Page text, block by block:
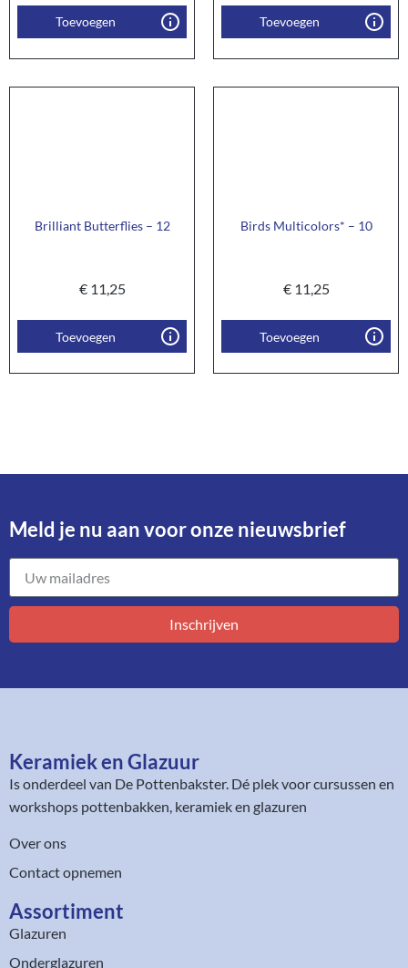
Toevoegen Toevoegen
Brilliant Butterflies – 12
€11,25
Toevoegen
Birds Multicolors* – 10
€11,25
Toevoegen
Meld je nu aan voor onze nieuwsbrief​
Inschrijven
Keramiek en Glazuur​
Is onderdeel van De Pottenbakster. Dé plek voor cursussen en
workshops pottenbakken, keramiek en glazuren
Over ons
Contact opnemen
Assortiment​
Glazuren
Onderglazuren